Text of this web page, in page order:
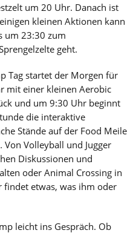
um 20 Uhr. Danach ist
kleinen Aktionen kann
um 23:30 zum
geht.
Tag startet der Morgen für
mit einer kleinen Aerobic
und um 9:30 Uhr beginnt
die interaktive
Stände auf der Food Meile
Volleyball und Jugger
Diskussionen und
oder Animal Crossing in
findet etwas, was ihm oder
leicht ins Gespräch. Ob